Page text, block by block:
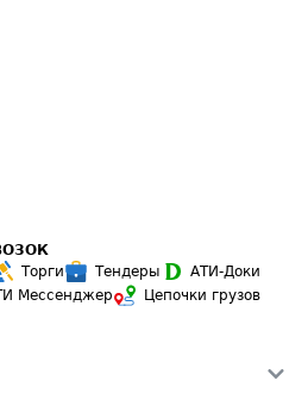
Торги Тендеры
АТИ-Доки
Мессенджер
Цепочки грузов